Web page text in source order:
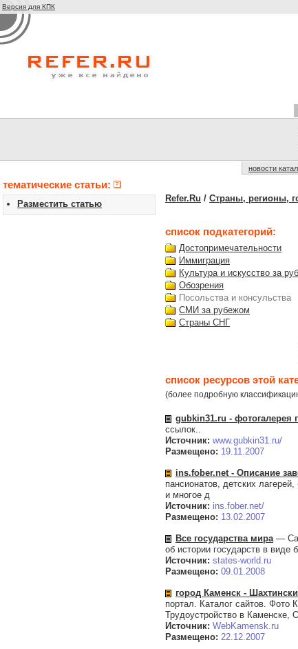
Версия для КПК
новости
тематические статьи:
Разместить статью
Refer.Ru / Страны, регионы,
список подкатегорий:
Достопримечательности
Иммиграция
Культура и искусство за
Обозрения
Посольства и консульства
СМИ за рубежом
Страны СНГ
список ресурсов этой
(более подробную
gubkin31.ru - фотогалерея
ссылок..
Источник: www.gubkin31.ru/
Размещено: 19.11.2007
ins.fober.net - Описание
пансионатов, детских
и многое д
Источник: ins.fober.net/
Размещено: 13.02.2007
Все государства мира—
об истории государств в виде
Источник: states-world.ru
Размещено: 09.01.2008
город Каменск -
портал. Каталог сайтов.
Трудоустройство в Каменске,
Источник: WebKamensk.ru
Размещено: 22.12.2007